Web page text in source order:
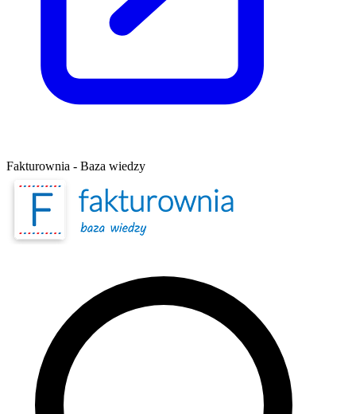
Fakturownia - Baza wiedzy